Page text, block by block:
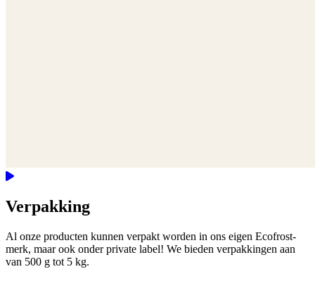
Verpakking
Al onze producten kunnen verpakt worden in ons eigen Ecofrost-
merk, maar ook onder private label! We bieden verpakkingen aan
van 500 g tot 5 kg.